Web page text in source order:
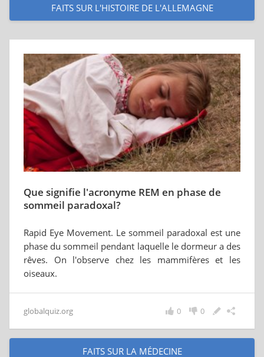
FAITS SUR L'HISTOIRE DE L'ALLEMAGNE
Que signifie l'acronyme REM en phase de
sommeil paradoxal?
Rapid Eye Movement. Le sommeil paradoxal est une
phase du sommeil pendant laquelle le dormeur a des
rêves. On l'observe chez les mammifères et les
oiseaux.
globalquiz.org 0
0
FAITS SUR LA MÉDECINE